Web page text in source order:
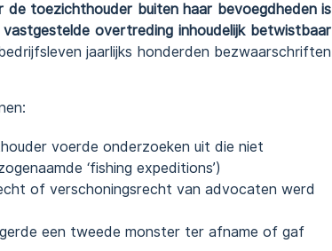
de toezichthouder buiten haar bevoegdheden is
overtreding inhoudelijk betwistbaar
jaarlijks honderden bezwaarschriften
voerde onderzoeken uit die niet
‘fishing expeditions’)
of verschoningsrecht van advocaten werd
een tweede monster ter afname of gaf